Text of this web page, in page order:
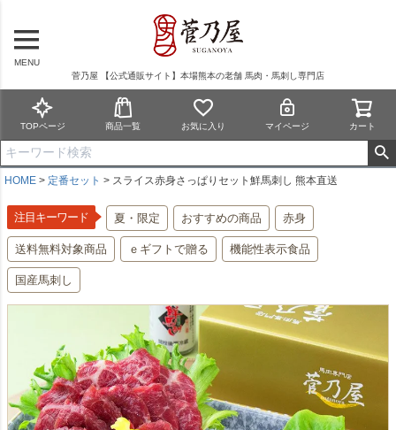
MENU
菅乃屋 【公式通販サイト】本場熊本の老舗 馬肉・馬刺し専門店
TOPページ 商品一覧 お気に入り マイページ カート
HOME 定番セット スライス赤身さっぱりセット鮮馬刺し 熊本直送
注目キーワード 夏・限定 おすすめの商品 赤身
送料無料対象商品 ｅギフトで贈る 機能性表示食品
国産馬刺し